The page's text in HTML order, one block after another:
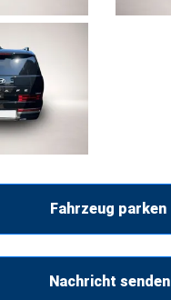
Fahrzeug parken
Nachricht senden